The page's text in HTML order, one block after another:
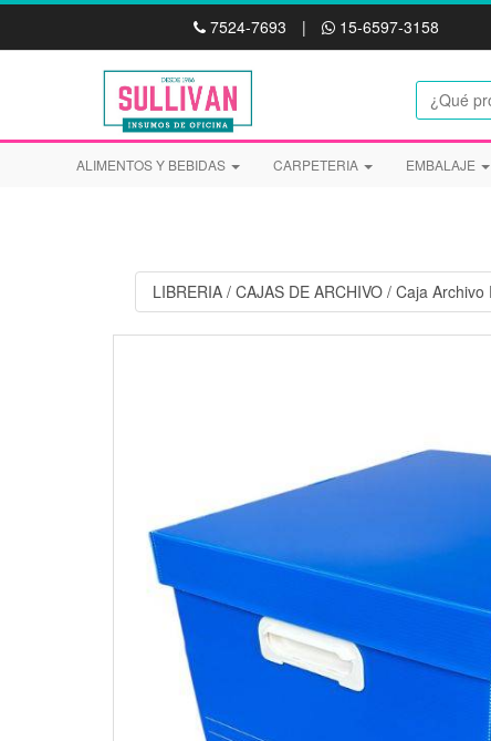
ALIMENTOS Y BEBIDAS CARPETERIA EMBALAJE
7524-7693 | 15-6597-3158
LIBRERIA / CAJAS DE ARCHIVO / Caja Archivo